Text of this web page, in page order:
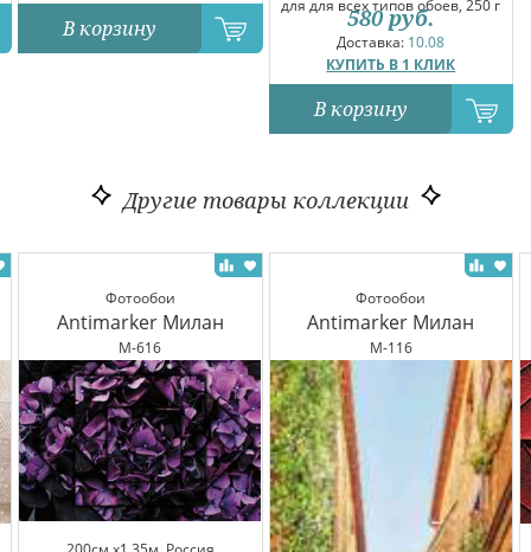
В корзину
для для всех типов обоев, 250 г
Доставка: 10.08
КУПИТЬ В 1 КЛИК
580 руб.
В корзину
Другие товары коллекции
Фотообои
Antimarker Милан
M-616
Фотообои
Antimarker Милан
M-116